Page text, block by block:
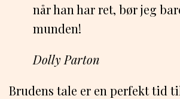
når han har ret, bør jeg
munden!
Dolly Parton
Brudens tale er en perfekt tid